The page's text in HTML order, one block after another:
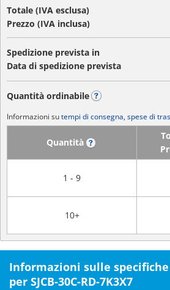
Totale (IVA esclusa)
Prezzo (IVA inclusa)
Spedizione prevista in
Data di spedizione prevista
Quantità ordinabile
Informazioni sutempi di consegna, spese di
Quantità
1 - 9
10+
Informazioni sulle
per SJCB-30C-RD-7K3X7